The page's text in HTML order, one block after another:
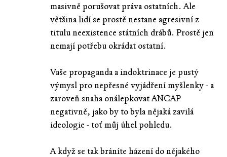
masivně porušovat práva ostatních. Ale
většina lidí se prostě nestane agresivní z
titulu neexistence státních drábů. Prostě jen
nemají potřebu okrádat ostatní.
Vaše propaganda a indoktrinace je pustý
výmysl pro nepřesné vyjádření myšlenky - a
zaroveň snaha onálepkovat ANCAP
negativně, jako by to byla nějaká zavilá
ideologie - toť můj úhel pohledu.
A když se tak bráníte házení do nějakého